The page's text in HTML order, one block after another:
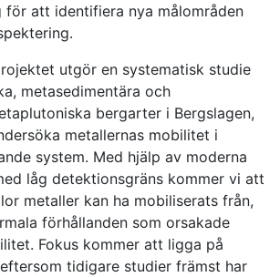
att identifiera nya målområden
utgör en systematisk studie
metasedimentära och
bergarter i Bergslagen,
metallernas mobilitet i
system. Med hjälp av moderna
låg detektionsgräns kommer vi att
metaller kan ha mobiliserats från,
förhållanden som orsakade
Fokus kommer att ligga på
tidigare studier främst har